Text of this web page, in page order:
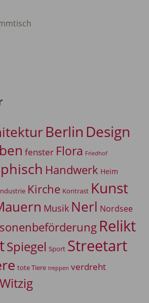
Berlin Design
fenster Flora Friedhof
Handwerk Heim
Kirche Kontrast Kunst
Musik Nerl Nordsee
Relikt
Spiegel Sport Streetart
tote Tiere treppen verdreht
Witzig